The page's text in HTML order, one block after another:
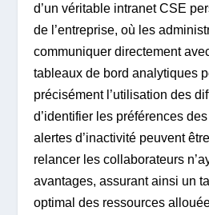
d’un véritable intranet CSE
de l’entreprise, où les
communiquer directement
tableaux de bord analytiques
précisément l’utilisation des
d’identifier les préférences
alertes d’inactivité peuvent
relancer les collaborateurs
avantages, assurant ainsi un
optimal des ressources